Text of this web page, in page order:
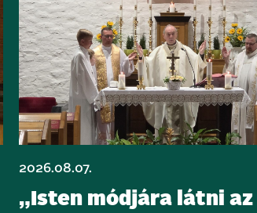
2026.08.07.
„Isten módjára látni az